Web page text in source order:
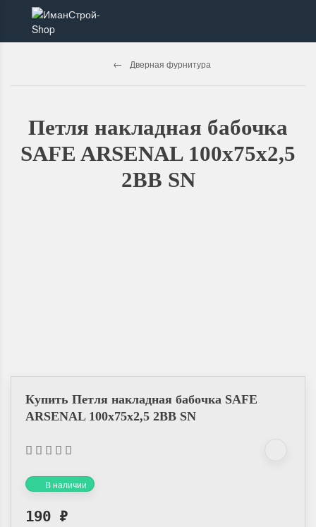
Дверная фурнитура
Петля накладная бабочка
SAFE ARSENAL 100х75х2,5
2BB SN
Купить Петля накладная бабочка SAFE
ARSENAL 100х75х2,5 2BB SN
В наличии
190 ₽